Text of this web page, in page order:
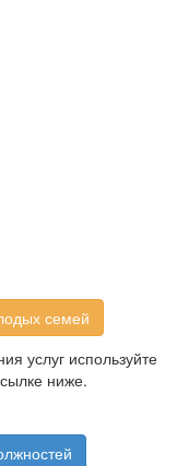
семей
услуг используйте
ниже.